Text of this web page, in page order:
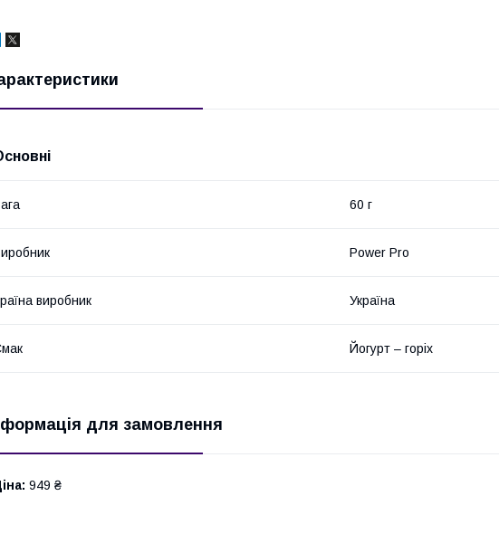
60 г
Power Pro
виробник Україна
Йогурт – горіх
для замовлення
949 ₴